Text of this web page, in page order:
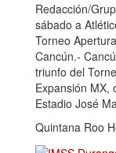
Redacción/
sábado a
Torneo
Cancún.-
triunfo del
Expansión MX,
Estadio José
Quintana Roo